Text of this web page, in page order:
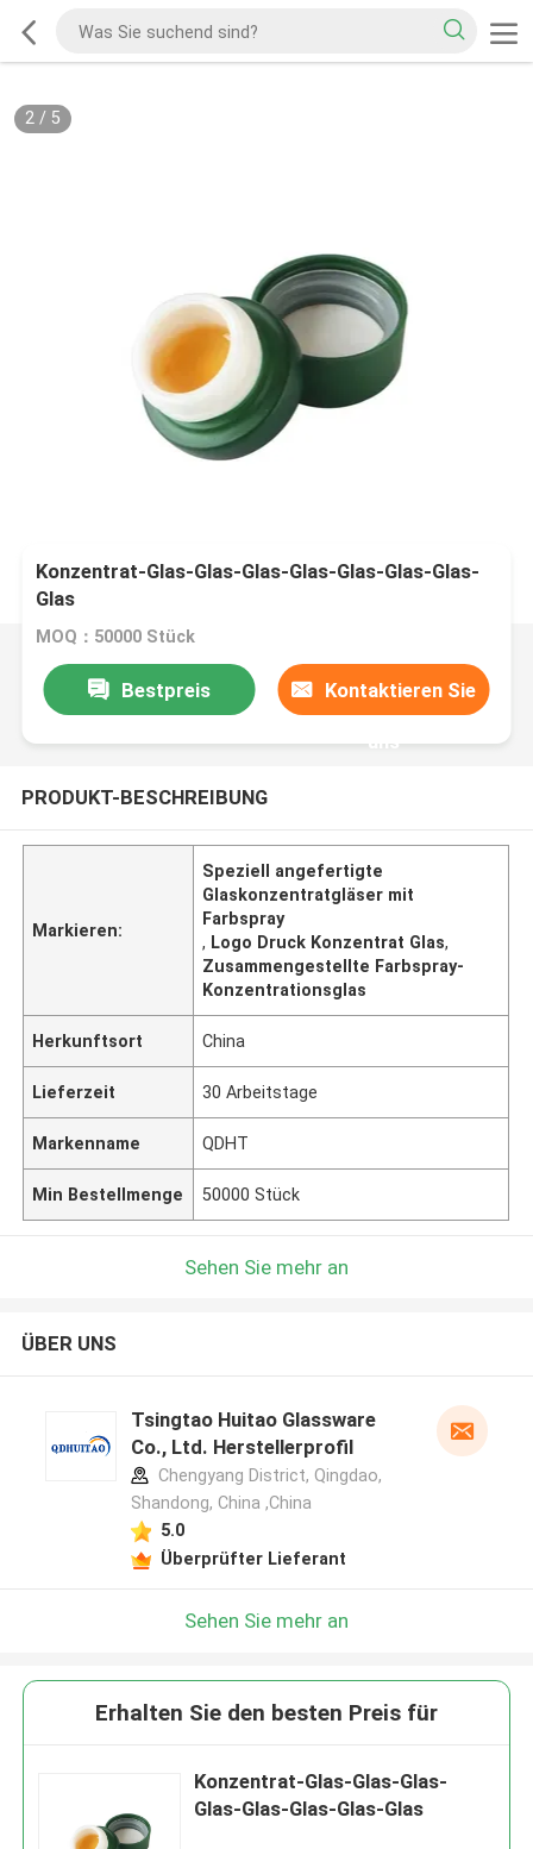
2/ 5
Konzentrat-Glas-Glas-Glas-Glas-Glas-Glas-Glas-
Glas
MOQ：50000 Stück
Bestpreis Kontaktieren Sie
uns
PRODUKT-BESCHREIBUNG
Markieren:
Speziell angefertigte
Glaskonzentratgläser mit
Farbspray
, Logo Druck Konzentrat Glas,
Zusammengestellte Farbspray-
Konzentrationsglas
Herkunftsort China
Lieferzeit 30 Arbeitstage
Markenname QDHT
Min Bestellmenge 50000 Stück
Sehen Sie mehr an
ÜBER UNS
Tsingtao Huitao Glassware
Co., Ltd. Herstellerprofil
Chengyang District, Qingdao,
Shandong, China ,China
5.0
Überprüfter Lieferant
Sehen Sie mehr an
Erhalten Sie den besten Preis für
Konzentrat-Glas-Glas-Glas-
Glas-Glas-Glas-Glas-Glas